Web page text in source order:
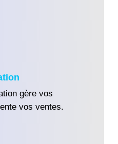
gère vos
vos ventes.